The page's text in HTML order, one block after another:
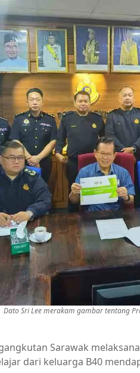
Dato Sri Lee merakam gambar tentang
Sarawak
dari keluarga B40